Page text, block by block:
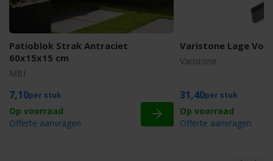
Patioblok Strak Antraciet
60x15x15 cm
MBI
7,10 stuk
Offerte aanvragen
Varistone Lage
Varistone
31,40 stuk
Offerte aanvragen